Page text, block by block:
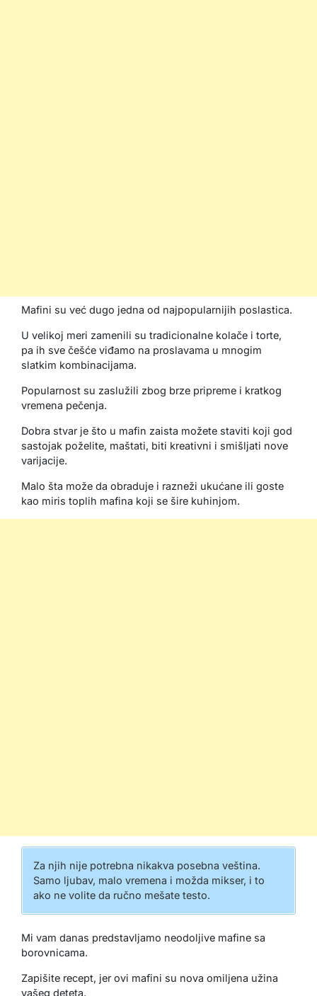
Mafini su već dugo jedna od najpopularnijih poslastica.
U velikoj meri zamenili su tradicionalne kolače i torte,
pa ih sve češće viđamo na proslavama u mnogim
slatkim kombinacijama.
Popularnost su zaslužili zbog brze pripreme i kratkog
vremena pečenja.
Dobra stvar je što u mafin zaista možete staviti koji god
sastojak poželite, maštati, biti kreativni i smišljati nove
varijacije.
Malo šta može da obraduje i razneži ukućane ili goste
kao miris toplih mafina koji se šire kuhinjom.
Za njih nije potrebna nikakva posebna veština.
Samo ljubav, malo vremena i možda mikser, i to
ako ne volite da ručno mešate testo.
Mi vam danas predstavljamo neodoljive mafine sa
borovnicama.
Zapišite recept, jer ovi mafini su nova omiljena užina
vašeg deteta.